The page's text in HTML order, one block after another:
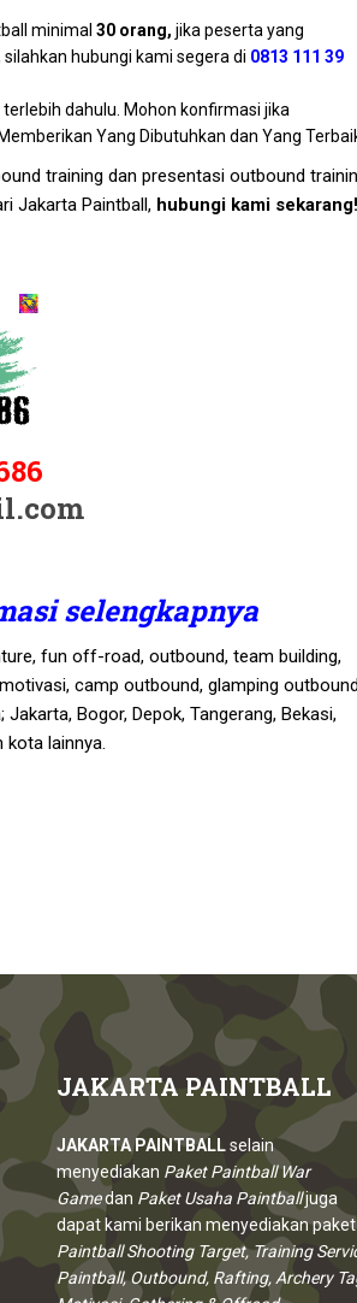
minimal 30 orang, jika peserta yang
hubungi kami segera di 0813 111 39
dahulu. Mohon konfirmasi jika
Yang Dibutuhkan dan Yang
training dan presentasi outbound
Jakarta Paintball, hubungi kami sekarang!
selengkapnya
fun off-road, outbound, team building,
camp outbound, glamping
Bogor, Depok, Tangerang, Bekasi,
kota lainnya.
JAKARTA PAINTBALL
JAKARTA PAINTBALLselain
menyediakan Paket Paintball War
Gamedan Paket Usaha Paintballjuga
dapat kami berikan menyediakan paket
Paintball Shooting Target, Training
Paintball, Outbound, Rafting, Archery